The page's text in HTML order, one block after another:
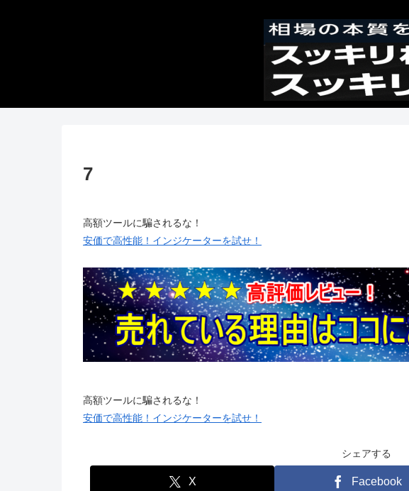
7
高額ツールに騙されるな！
安価で高性能！インジケーターを試せ！
高額ツールに騙されるな！
安価で高性能！インジケーターを試せ！
シェアする
X Facebook